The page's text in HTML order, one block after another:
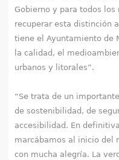
Gobierno y para todos
recuperar esta distinción
tiene el Ayuntamiento de
la calidad, el
urbanos y litorales”.
“Se trata de un
de sostenibilidad, de
accesibilidad. En
marcábamos al inicio del
con mucha alegría. La